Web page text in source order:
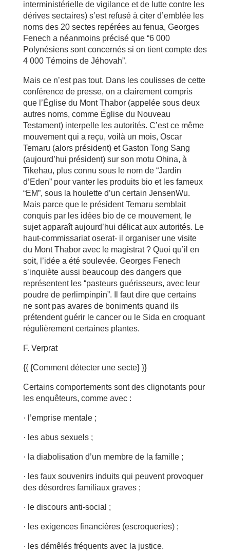
interministérielle de vigilance et de lutte contre les
dérives sectaires) s’est refusé à citer d’emblée les
noms des 20 sectes repérées au fenua, Georges
Fenech a néanmoins précisé que “6 000
Polynésiens sont concernés si on tient compte des
4 000 Témoins de Jéhovah”.
Mais ce n’est pas tout. Dans les coulisses de cette
conférence de presse, on a clairement compris
que l’Église du Mont Thabor (appelée sous deux
autres noms, comme Église du Nouveau
Testament) interpelle les autorités. C’est ce même
mouvement qui a reçu, voilà un mois, Oscar
Temaru (alors président) et Gaston Tong Sang
(aujourd’hui président) sur son motu Ohina, à
Tikehau, plus connu sous le nom de “Jardin
d’Eden” pour vanter les produits bio et les fameux
“EM”, sous la houlette d’un certain JensenWu.
Mais parce que le président Temaru semblait
conquis par les idées bio de ce mouvement, le
sujet apparaît aujourd’hui délicat aux autorités. Le
haut-commissariat oserat- il organiser une visite
du Mont Thabor avec le magistrat ? Quoi qu’il en
soit, l’idée a été soulevée. Georges Fenech
s’inquiète aussi beaucoup des dangers que
représentent les “pasteurs guérisseurs, avec leur
poudre de perlimpinpin”. Il faut dire que certains
ne sont pas avares de boniments quand ils
prétendent guérir le cancer ou le Sida en croquant
régulièrement certaines plantes.
F. Verprat
{{ {Comment détecter une secte} }}
Certains comportements sont des clignotants pour
les enquêteurs, comme avec :
· l’emprise mentale ;
· les abus sexuels ;
· la diabolisation d’un membre de la famille ;
· les faux souvenirs induits qui peuvent provoquer
des désordres familiaux graves ;
· le discours anti-social ;
· les exigences financières (escroqueries) ;
· les démêlés fréquents avec la justice.